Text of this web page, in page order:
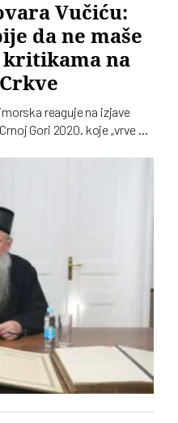
Vučiću:
da ne maše
na
reaguje na izjave
Gori 2020. koje „vrve od